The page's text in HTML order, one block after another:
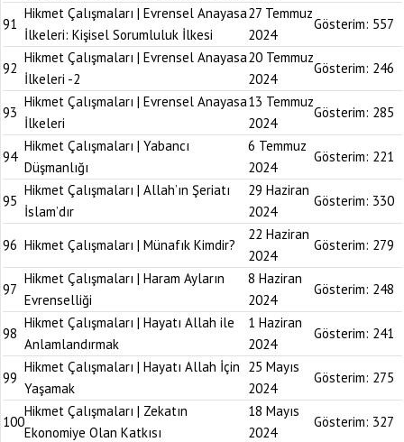
91
Hikmet Çalışmaları | Evrensel Anayasa
İlkeleri: Kişisel Sorumluluk İlkesi
27 Temmuz
2024
Gösterim: 557
92
Hikmet Çalışmaları | Evrensel Anayasa
İlkeleri -2
20 Temmuz
2024
Gösterim: 246
93
Hikmet Çalışmaları | Evrensel Anayasa
İlkeleri
13 Temmuz
2024
Gösterim: 285
94
Hikmet Çalışmaları | Yabancı
Düşmanlığı
6 Temmuz
2024
Gösterim: 221
95
Hikmet Çalışmaları | Allah’ın Şeriatı
İslam’dır
29 Haziran
2024
Gösterim: 330
96 Hikmet Çalışmaları | Münafık Kimdir?
22 Haziran
2024
Gösterim: 279
97
Hikmet Çalışmaları | Haram Ayların
Evrenselliği
8 Haziran
2024
Gösterim: 248
98
Hikmet Çalışmaları | Hayatı Allah ile
Anlamlandırmak
1 Haziran
2024
Gösterim: 241
99
Hikmet Çalışmaları | Hayatı Allah İçin
Yaşamak
25 Mayıs
2024
Gösterim: 275
100
Hikmet Çalışmaları | Zekatın
Ekonomiye Olan Katkısı
18 Mayıs
2024
Gösterim: 327